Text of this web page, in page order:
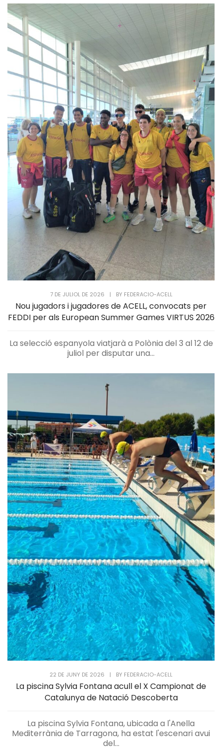
7 DE JULIOL DE 2026 | BY FEDERACIO-ACELL
Nou jugadors i jugadores de ACELL, convocats per
FEDDI per als European Summer Games VIRTUS 2026
La selecció espanyola viatjarà a Polònia del 3 al 12 de
juliol per disputar una...
22 DE JUNY DE 2026 | BY FEDERACIO-ACELL
La piscina Sylvia Fontana acull el X Campionat de
Catalunya de Natació Descoberta
La piscina Sylvia Fontana, ubicada a l'Anella
Mediterrània de Tarragona, ha estat l'escenari avui
del...